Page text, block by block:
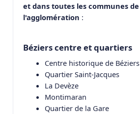
et dans toutes les communes de
l'agglomération :
Béziers centre et quartiers
Centre historique de Béziers
Quartier Saint-Jacques
La Devèze
Montimaran
Quartier de la Gare